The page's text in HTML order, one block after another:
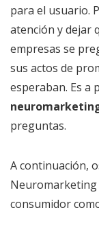
para el usuario.
atención y dejar
empresas se
sus actos de
esperaban. Es a
preguntas.
A continuación,
Neuromarketing
consumidor